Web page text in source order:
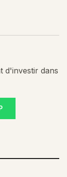
d'investir dans